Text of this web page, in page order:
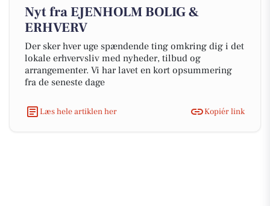
Nyt fra EJENHOLM BOLIG &
ERHVERV
Der sker hver uge spændende ting omkring dig i det
lokale erhvervsliv med nyheder, tilbud og
arrangementer. Vi har lavet en kort opsummering
fra de seneste dage
Læs hele artiklen her Kopiér link